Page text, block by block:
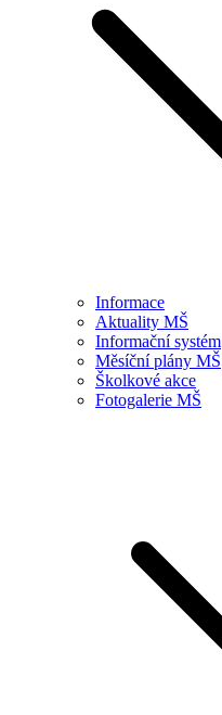
Informace
Aktuality MŠ
Informační systém
Měsíční plány MŠ
Školkové akce
Fotogalerie MŠ